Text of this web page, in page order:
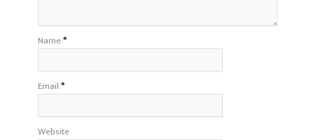
Name*
Email*
Website